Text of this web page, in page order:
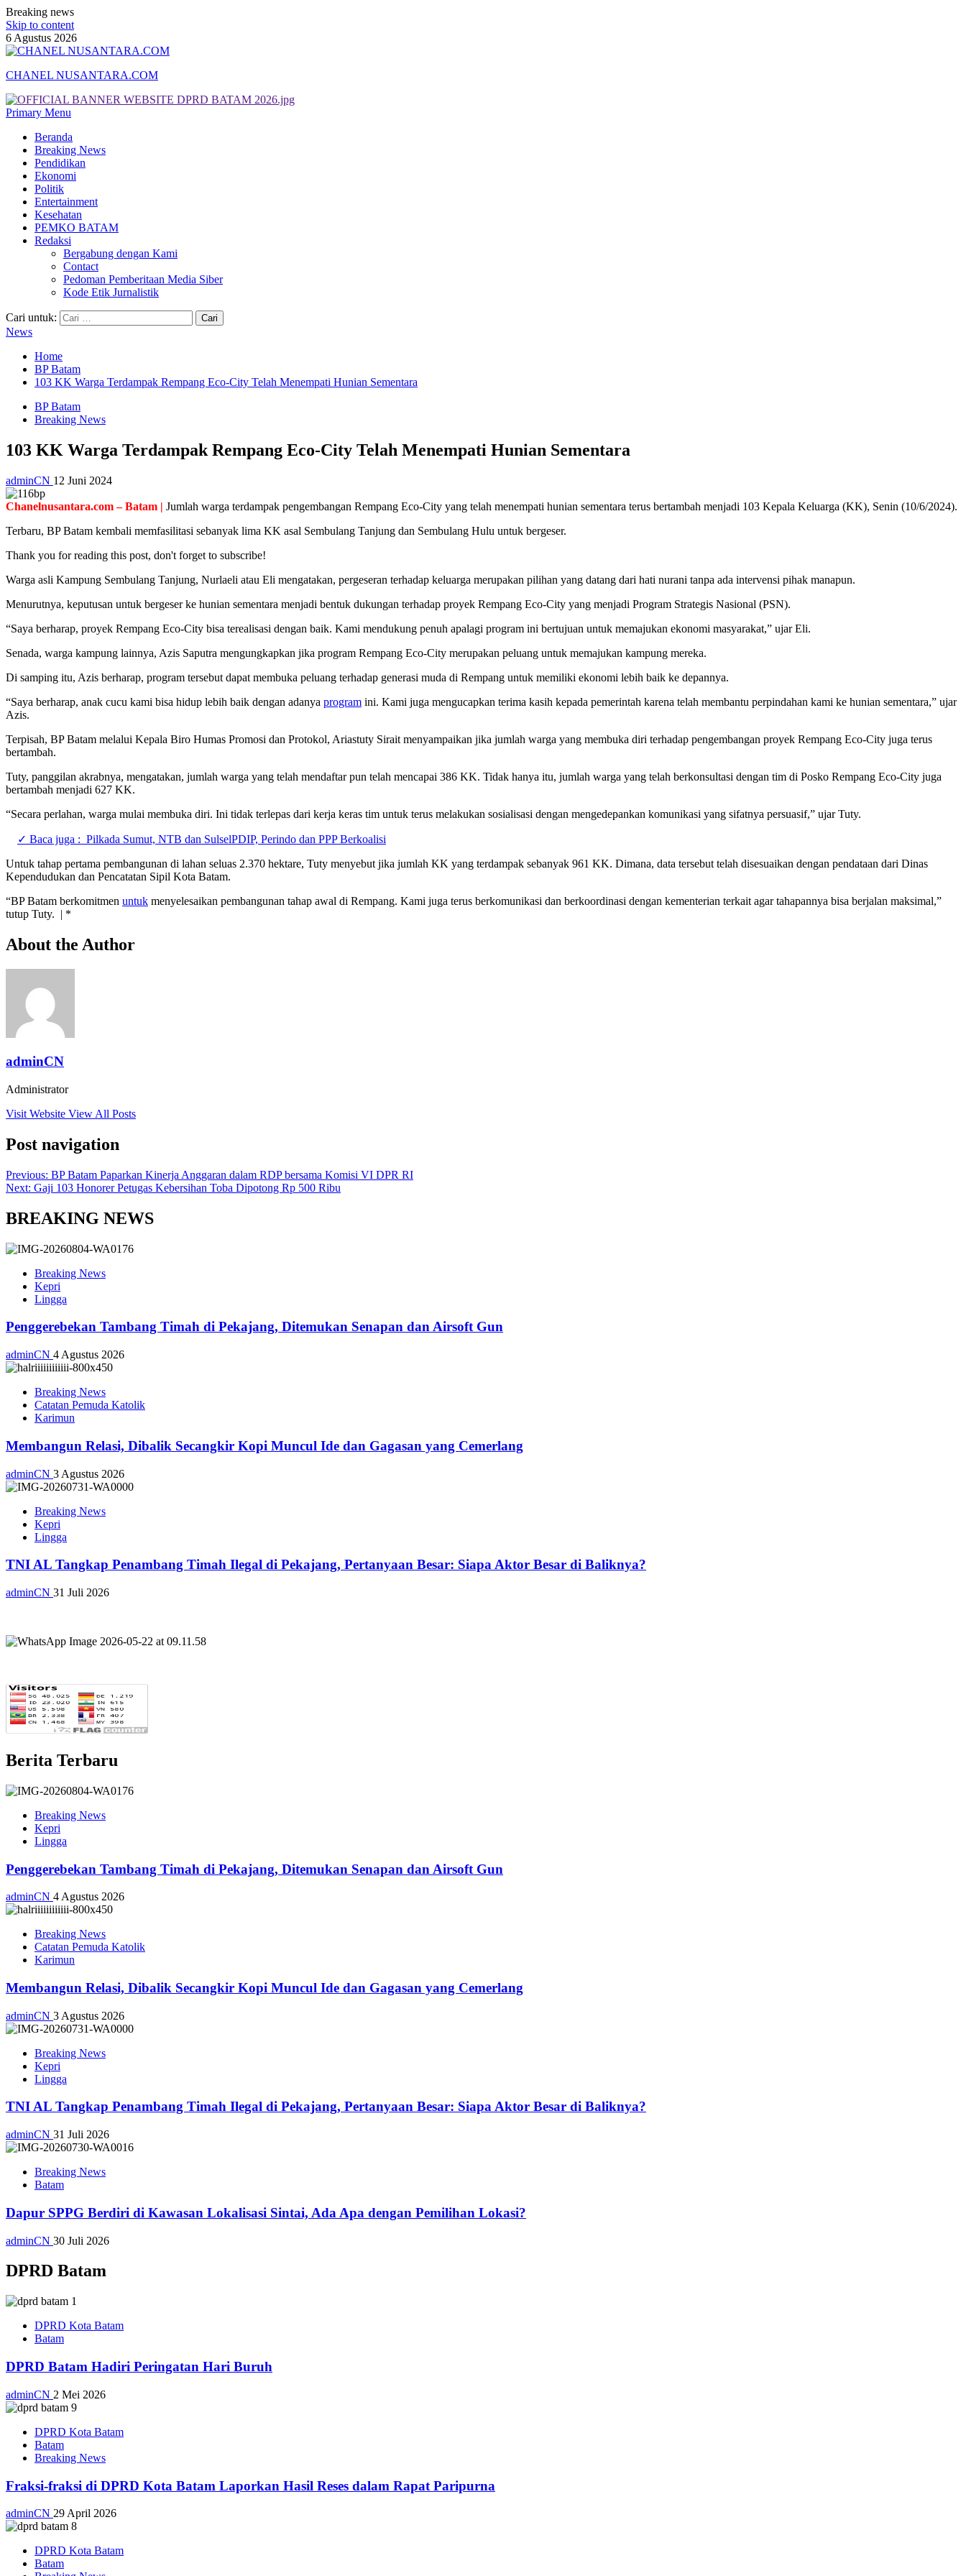
Breaking news
Skip to content
6 Agustus 2026
CHANEL NUSANTARA.COM
Primary Menu
Beranda
Breaking News
Pendidikan
Ekonomi
Politik
Entertainment
Kesehatan
PEMKO BATAM
Redaksi
Bergabung dengan Kami
Contact
Pedoman Pemberitaan Media Siber
Kode Etik Jurnalistik
Cari untuk:
News
Home
BP Batam
103 KK Warga Terdampak Rempang Eco-City Telah Menempati Hunian Sementara
BP Batam
Breaking News
103 KK Warga Terdampak Rempang Eco-City Telah Menempati Hunian Sementara
adminCN 12 Juni 2024
Chanelnusantara.com – Batam | Jumlah warga terdampak pengembangan Rempang Eco-City yang telah menempati hunian sementara terus bertambah menjadi 103 Kepala Keluarga (KK), Senin (10/6/2024).
Terbaru, BP Batam kembali memfasilitasi sebanyak lima KK asal Sembulang Tanjung dan Sembulang Hulu untuk bergeser.
Thank you for reading this post, don't forget to subscribe!
Warga asli Kampung Sembulang Tanjung, Nurlaeli atau Eli mengatakan, pergeseran terhadap keluarga merupakan pilihan yang datang dari hati nurani tanpa ada intervensi pihak manapun.
Menurutnya, keputusan untuk bergeser ke hunian sementara menjadi bentuk dukungan terhadap proyek Rempang Eco-City yang menjadi Program Strategis Nasional (PSN).
“Saya berharap, proyek Rempang Eco-City bisa terealisasi dengan baik. Kami mendukung penuh apalagi program ini bertujuan untuk memajukan ekonomi masyarakat,” ujar Eli.
Senada, warga kampung lainnya, Azis Saputra mengungkapkan jika program Rempang Eco-City merupakan peluang untuk memajukan kampung mereka.
Di samping itu, Azis berharap, program tersebut dapat membuka peluang terhadap generasi muda di Rempang untuk memiliki ekonomi lebih baik ke depannya.
“Saya berharap, anak cucu kami bisa hidup lebih baik dengan adanya program ini. Kami juga mengucapkan terima kasih kepada pemerintah karena telah membantu perpindahan kami ke hunian sementara,” ujar
Azis.
Terpisah, BP Batam melalui Kepala Biro Humas Promosi dan Protokol, Ariastuty Sirait menyampaikan jika jumlah warga yang membuka diri terhadap pengembangan proyek Rempang Eco-City juga terus
bertambah.
Tuty, panggilan akrabnya, mengatakan, jumlah warga yang telah mendaftar pun telah mencapai 386 KK. Tidak hanya itu, jumlah warga yang telah berkonsultasi dengan tim di Posko Rempang Eco-City juga
bertambah menjadi 627 KK.
“Secara perlahan, warga mulai membuka diri. Ini tidak terlepas dari kerja keras tim untuk terus melakukan sosialisasi dengan mengedepankan komunikasi yang sifatnya persuasif,” ujar Tuty.
✓ Baca juga : Pilkada Sumut, NTB dan SulselPDIP, Perindo dan PPP Berkoalisi
Untuk tahap pertama pembangunan di lahan seluas 2.370 hektare, Tuty menyebut jika jumlah KK yang terdampak sebanyak 961 KK. Dimana, data tersebut telah disesuaikan dengan pendataan dari Dinas
Kependudukan dan Pencatatan Sipil Kota Batam.
“BP Batam berkomitmen untuk menyelesaikan pembangunan tahap awal di Rempang. Kami juga terus berkomunikasi dan berkoordinasi dengan kementerian terkait agar tahapannya bisa berjalan maksimal,”
tutup Tuty. | *
About the Author
adminCN
Administrator
Visit Website View All Posts
Post navigation
Previous: BP Batam Paparkan Kinerja Anggaran dalam RDP bersama Komisi VI DPR RI
Next: Gaji 103 Honorer Petugas Kebersihan Toba Dipotong Rp 500 Ribu
BREAKING NEWS
Breaking News
Kepri
Lingga
Penggerebekan Tambang Timah di Pekajang, Ditemukan Senapan dan Airsoft Gun
adminCN 4 Agustus 2026
Breaking News
Catatan Pemuda Katolik
Karimun
Membangun Relasi, Dibalik Secangkir Kopi Muncul Ide dan Gagasan yang Cemerlang
adminCN 3 Agustus 2026
Breaking News
Kepri
Lingga
TNI AL Tangkap Penambang Timah Ilegal di Pekajang, Pertanyaan Besar: Siapa Aktor Besar di Baliknya?
adminCN 31 Juli 2026
Berita Terbaru
Breaking News
Kepri
Lingga
Penggerebekan Tambang Timah di Pekajang, Ditemukan Senapan dan Airsoft Gun
adminCN 4 Agustus 2026
Breaking News
Catatan Pemuda Katolik
Karimun
Membangun Relasi, Dibalik Secangkir Kopi Muncul Ide dan Gagasan yang Cemerlang
adminCN 3 Agustus 2026
Breaking News
Kepri
Lingga
TNI AL Tangkap Penambang Timah Ilegal di Pekajang, Pertanyaan Besar: Siapa Aktor Besar di Baliknya?
adminCN 31 Juli 2026
Breaking News
Batam
Dapur SPPG Berdiri di Kawasan Lokalisasi Sintai, Ada Apa dengan Pemilihan Lokasi?
adminCN 30 Juli 2026
DPRD Batam
DPRD Kota Batam
Batam
DPRD Batam Hadiri Peringatan Hari Buruh
adminCN 2 Mei 2026
DPRD Kota Batam
Batam
Breaking News
Fraksi-fraksi di DPRD Kota Batam Laporkan Hasil Reses dalam Rapat Paripurna
adminCN 29 April 2026
DPRD Kota Batam
Batam